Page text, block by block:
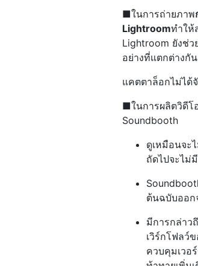
■ในการถ่ายภาพ
Lightroomทำให้
Lightroom ยังช่ว
อย่างที่แตกต่างกั
แคตตาล็อกไม่ได้
■ในการผลิตวิดีโ
Soundbooth
ดูเหมือนจะ
ถัดไปจะไม่
ต้นฉบับออก
มีการกล่าว
เวิร์กโฟลว์
ควบคุมเวอ